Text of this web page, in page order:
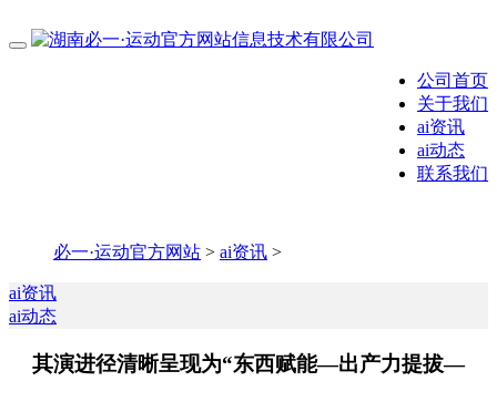
公司首页
关于我们
ai资讯
ai动态
联系我们
必一·运动官方网站 > ai资讯 >
ai资讯
ai动态
其演进径清晰呈现为“东西赋能—出产力提拔—